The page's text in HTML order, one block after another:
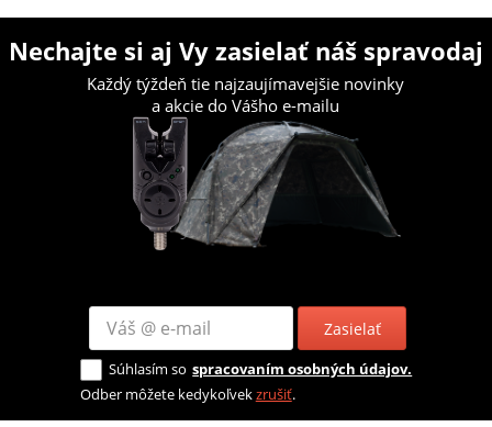
Nechajte si aj Vy zasielať náš spravodaj
Každý týždeň tie najzaujímavejšie novinky
a akcie do Vášho e-mailu
Zasielať
Súhlasím so spracovaním osobných údajov.
Odber môžete kedykoľvekzrušiť.